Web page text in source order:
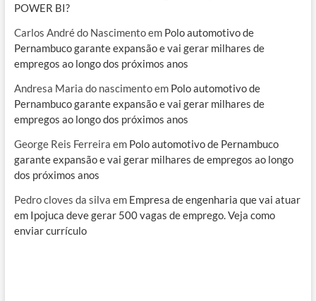
POWER BI?
Carlos André do Nascimentoem Polo automotivo de
Pernambuco garante expansão e vai gerar milhares de
empregos ao longo dos próximos anos
Andresa Maria do nascimentoem Polo automotivo de
Pernambuco garante expansão e vai gerar milhares de
empregos ao longo dos próximos anos
George Reis Ferreira em Polo automotivo de Pernambuco
garante expansão e vai gerar milhares de empregos ao longo
dos próximos anos
Pedro cloves da silva em Empresa de engenharia que vai atuar
em Ipojuca deve gerar 500 vagas de emprego. Veja como
enviar currículo